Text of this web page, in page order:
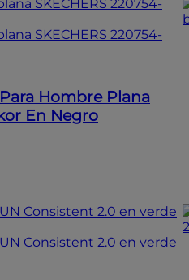
Hombre Plana
En Negro